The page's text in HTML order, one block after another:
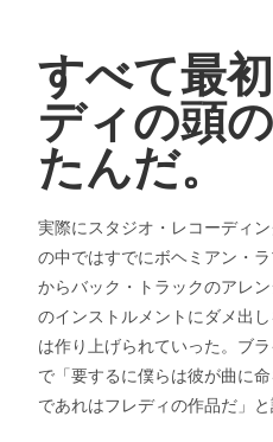
すべて最
ディの頭
たんだ。
実際にスタジオ・レコーディ
の中ではすでにボヘミアン・
からバック・トラックのアレ
のインストルメントにダメ出
は作り上げられていった。ブ
で「要するに僕らは彼が曲に
であれはフレディの作品だ」と